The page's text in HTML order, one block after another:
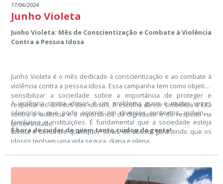
17/06/2024
Junho Violeta
Junho Violeta: Mês de Conscientização e Combate à Violência
Contra a Pessoa Idosa
Junho Violeta é o mês dedicado à conscientização e ao combate à
violência contra a pessoa idosa. Essa campanha tem como objetivo
sensibilizar a sociedade sobre a importância de proteger e
respeitar os direitos dos idosos. A escolha da cor simboliza a luta
contra a violência e a importância da dignidade e do respeito na
terceira idade.
A violência contra idosos é um problema grave e muitas vezes
silencioso, que pode ocorrer em diversos contextos, incluindo
familiares e instituições. É fundamental que a sociedade esteja
atenta e denuncie quaisquer sinais de abuso, garantindo que os
idosos tenham uma vida segura, digna e plena.
É hora de cuidar de quem tanto cuidou da gente!